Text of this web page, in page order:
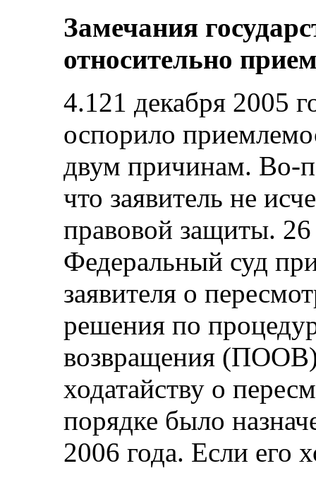
Замечания
относительно
4.121 декабря 2005
оспорило
двум причинам.
что заявитель не
правовой защиты. 26
Федеральный суд
заявителя о
решения по
возвращения
ходатайству о
порядке было
2006 года. Если его